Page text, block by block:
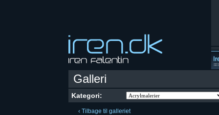
Galleri
Kategori:
‹ Tilbage til galleriet